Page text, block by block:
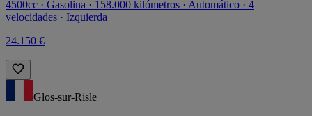
4500cc · Gasolina · 158.000 kilómetros · Automático · 4
velocidades · Izquierda
24.150 €
Glos-sur-Risle